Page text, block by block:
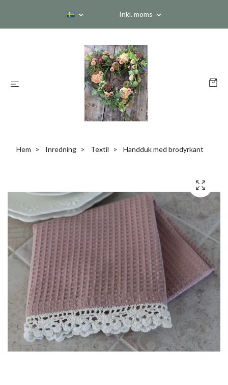
Inkl. moms
Hem Inredning Textil Handduk med brodyrkant